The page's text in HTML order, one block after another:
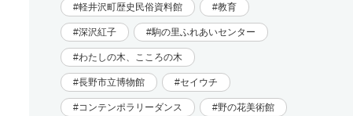
軽井沢町歴史民俗資料館 教育
深沢紅子 駒の里ふれあいセンター
わたしの木、こころの木
長野市立博物館 セイウチ
コンテンポラリーダンス 野の花美術館